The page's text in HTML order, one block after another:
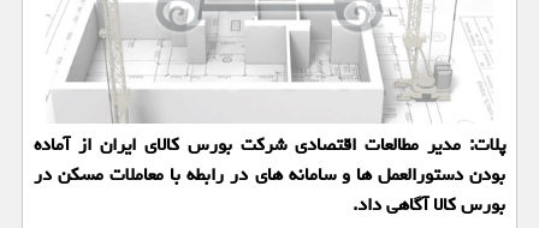
پلات: مدیر مطالعات اقتصادی شركت بورس كالای ایران از آماده
بودن دستورالعمل ها و سامانه های در رابطه با معاملات مسكن در
بورس كالا آگاهی داد.